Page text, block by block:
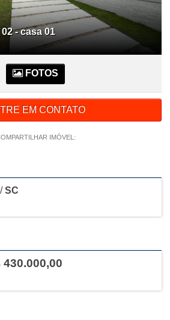
- casa 01
FOTOS
EM CONTATO
IMÓVEL:
SC
430.000,00